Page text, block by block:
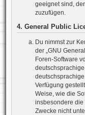
geeignet sind,
zuzufügen.
4. General Public
Du nimmst zur
der „GNU
Foren-Software
Verfügung
Weise, wie die
insbesondere die
Zwecke nicht